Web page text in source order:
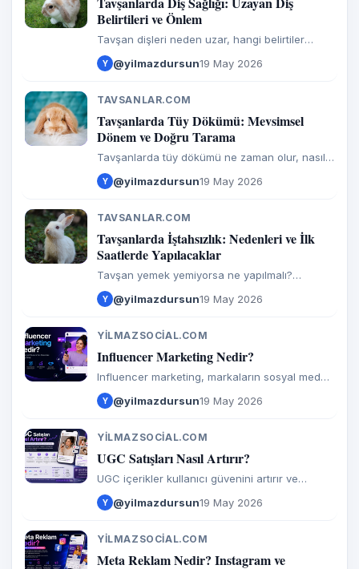
Belirtileri ve Önlem
Tavşan dişleri neden uzar, hangi belirtiler
önemlidir ve doğru beslenme diş sağlığını nasıl
destekler?
Y @yilmazdursun19 May 2026
T
TAVSANLAR.COM
Tavşanlarda Tüy Dökümü: Mevsimsel
Dönem ve Doğru Tarama
Tavşanlarda tüy dökümü ne zaman olur, nasıl
taranır ve hangi belirtilerde veteriner desteği
gerekir?
Y @yilmazdursun19 May 2026
T
TAVSANLAR.COM
Tavşanlarda İştahsızlık: Nedenleri ve İlk
Saatlerde Yapılacaklar
Tavşan yemek yemiyorsa ne yapılmalı?
İştahsızlık nedenleri, riskli belirtiler ve veteriner
desteği gerektiren durumlar.
Y @yilmazdursun19 May 2026
Y
YILMAZSOCIAL.COM
Influencer Marketing Nedir?
Influencer marketing, markaların sosyal medya
içerik üreticileri ile iş birliği yaparak ürün veya
hizmetlerini tanıtmasıdır.
Y @yilmazdursun19 May 2026
Y
YILMAZSOCIAL.COM
UGC Satışları Nasıl Artırır?
UGC içerikler kullanıcı güvenini artırır ve
satışları doğrudan yükseltir. İşte nedenleri ve
nasıl kurlanacağı.
Y @yilmazdursun19 May 2026
Y
YILMAZSOCIAL.COM
Meta Reklam Nedir? Instagram ve